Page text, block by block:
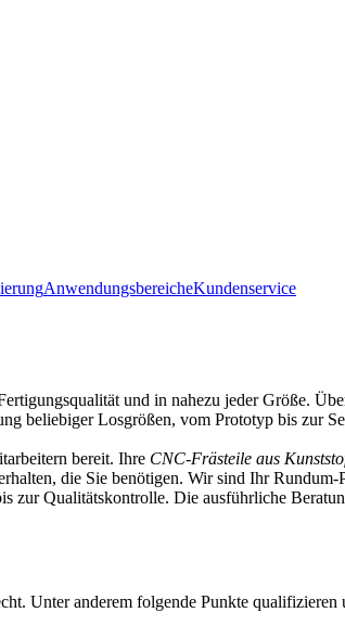
AnwendungsbereicheKundenservice
und in nahezu jeder Größe.
beliebiger Losgrößen, vom Prototyp bis zur
bereit. Ihre CNC-Frästeile aus
die Sie benötigen. Wir sind Ihr
zur Qualitätskontrolle. Die ausführliche
Unter anderem folgende Punkte